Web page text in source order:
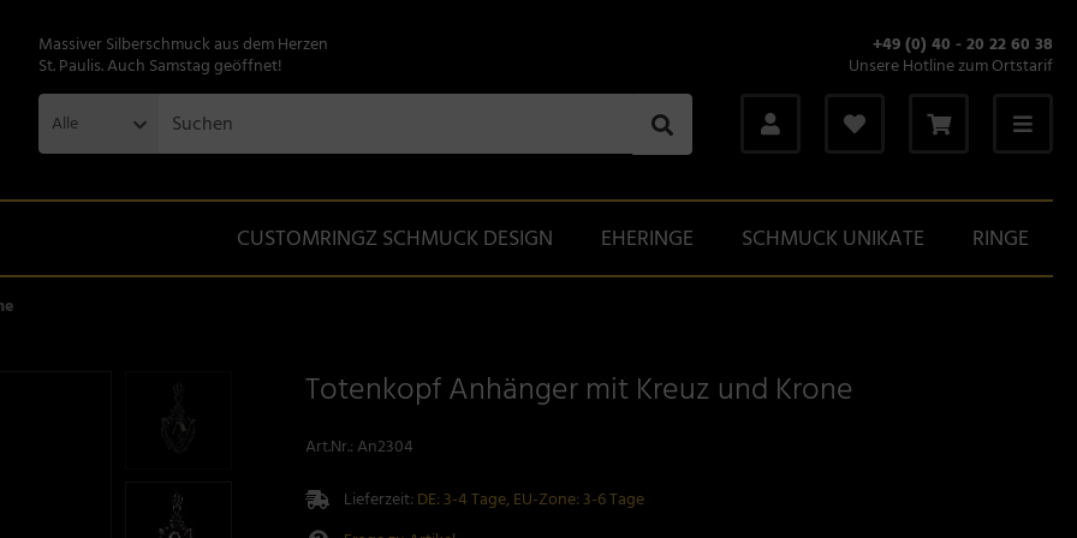
Massiver Silberschmuck aus dem Herzen
St. Paulis. Auch Samstag geöffnet!
+49 (0) 40 - 20 22 60 38
Unsere Hotline zum Ortstarif
Alle
CUSTOMRINGZ SCHMUCK DESIGN EHERINGE SCHMUCK UNIKATE RINGE
Totenkopf Anhänger mit Kreuz und Krone
Art.Nr.: An2304
Lieferzeit: DE: 3-4 Tage, EU-Zone: 3-6 Tage